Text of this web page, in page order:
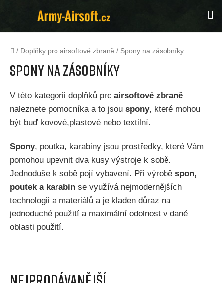
Domů
/ Doplňky pro airsoftové zbraně / Spony na zásobníky
Spony na zásobníky
V této kategorii doplňků pro airsoftové zbraně
naleznete pomocníka a to jsou spony, které mohou
být buď kovové,plastové nebo textilní.
Spony, poutka, karabiny jsou prostředky, které Vám
pomohou upevnit dva kusy výstroje k sobě.
Jednoduše k sobě pojí vybavení. Při výrobě spon,
poutek a karabin se využívá nejmodernějších
technologii a materiálů a je kladen důraz na
jednoduché použití a maximální odolnost v dané
oblasti použití.